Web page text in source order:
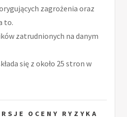
zagrożenia oraz
to.
zatrudnionych na danym
się z około 25 stron w
OCENY RYZYKA